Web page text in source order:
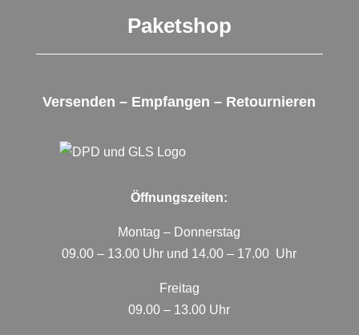
Paketshop
Versenden – Empfangen – Retournieren
Öffnungszeiten:
Montag – Donnerstag
09.00 – 13.00 Uhr und 14.00 – 17.00 Uhr
Freitag
09.00 – 13.00 Uhr